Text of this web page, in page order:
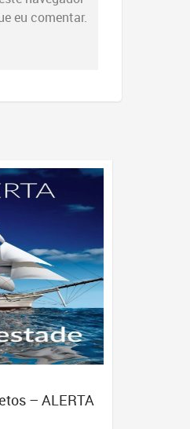
eu comentar.
– ALERTA